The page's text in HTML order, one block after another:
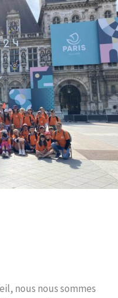
nous nous sommes